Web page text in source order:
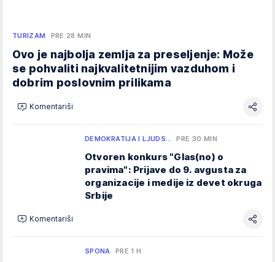
TURIZAM PRE 28 MIN
Ovo je najbolja zemlja za preseljenje: Može
se pohvaliti najkvalitetnijim vazduhom i
dobrim poslovnim prilikama
Komentariši
DEMOKRATIJA I LJUDS… PRE 30 MIN
Otvoren konkurs "Glas(no) o
pravima": Prijave do 9. avgusta za
organizacije i medije iz devet okruga
Srbije
Komentariši
SPONA PRE 1 H